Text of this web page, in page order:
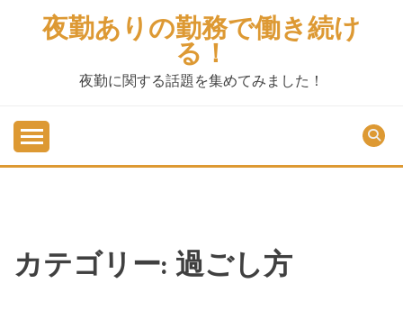
夜勤ありの勤務で働き続け
る！
夜勤に関する話題を集めてみました！
カテゴリー: 過ごし方